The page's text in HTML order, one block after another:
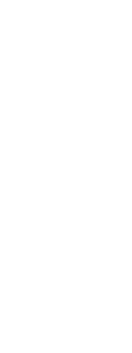
科技革命和产
城市轨道交
，其中以电力
理系统，该系